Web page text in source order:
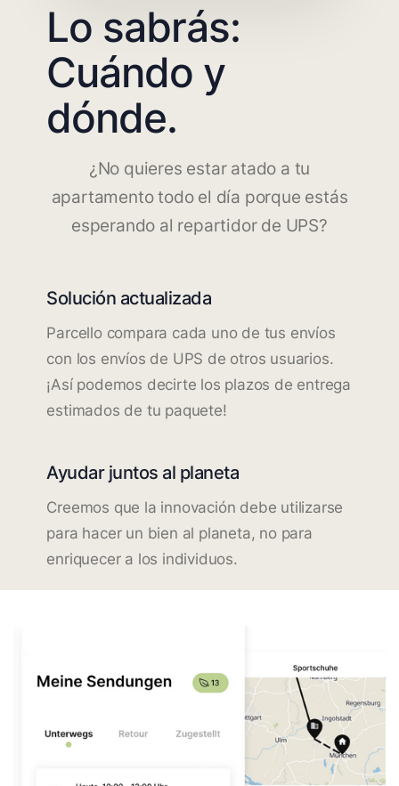
Lo sabrás:
Cuándo y
dónde.
¿No quieres estar atado a tu
apartamento todo el día porque estás
esperando al repartidor de UPS?
Solución actualizada
Parcello compara cada uno de tus envíos
con los envíos de UPS de otros usuarios.
¡Así podemos decirte los plazos de entrega
estimados de tu paquete!
Ayudar juntos al planeta
Creemos que la innovación debe utilizarse
para hacer un bien al planeta, no para
enriquecer a los individuos.